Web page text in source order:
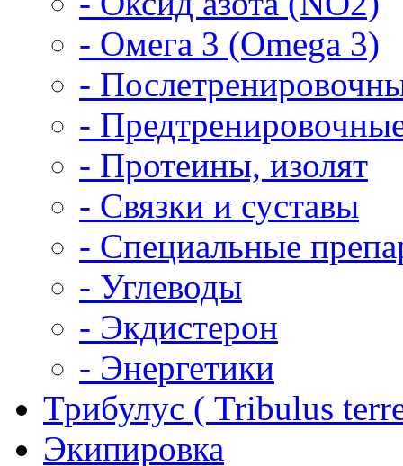
- Омега 3 (Omega 3)
-
-
- Протеины, изолят
- Связки и суставы
- Специальные
- Углеводы
- Экдистерон
- Энергетики
Трибулус ( Tribulus
Экипировка